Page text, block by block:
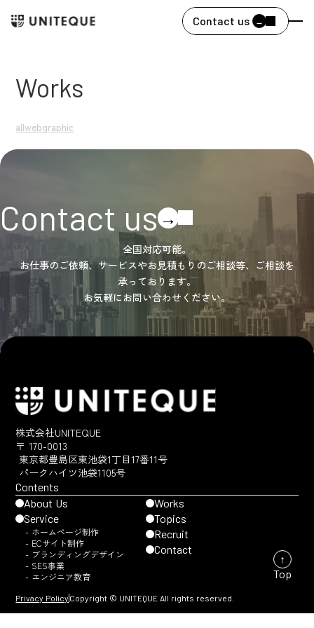
Contact us →
Works
allwebgraphic
Contact us→
全国対応可能。
お仕事のご依頼、サービスやお見積もりのご相談等、ご相談を
承っております。
お気軽にお問い合わせください。
株式会社UNITEQUE
〒 170-0013
東京都豊島区東池袋1丁目17番11号
パークハイツ池袋1105号
Contents
About Us
Service
- ホームページ制作
- ECサイト制作
- ブランディングデザイン
- SES事業
- エンジニア教育
Works
Topics
Recruit
Contact
↑
Top
Privacy Policy Copyright © UNITEQUE All rights reserved.